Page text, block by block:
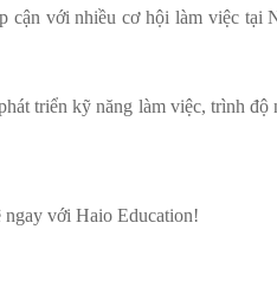
cận với nhiều cơ hội làm việc tại
triển kỹ năng làm việc, trình độ
ngay với Haio Education!